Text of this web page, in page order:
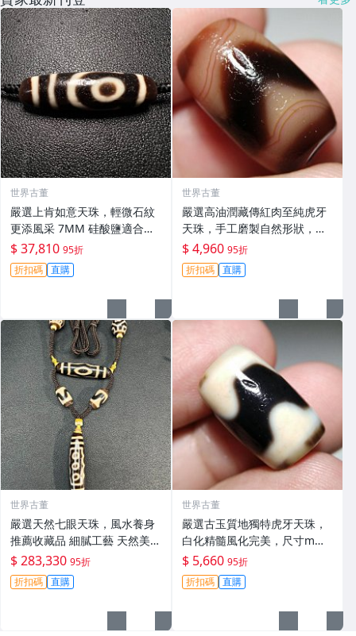
世界古董
嚴選上肯如意天珠，輕微石紋
更添風采 7MM 硅酸鹽適合收
藏 天珠 硅酸鹽 收藏
$ 37,810 95折
折扣碼 直購
世界古董
嚴選高油潤藏傳紅肉至純虎牙
天珠，手工磨製自然形狀，風
化包漂古韻十足，唯美景觀收
藏推薦，尺寸mm，紅肉 虎牙
天珠
$ 4,960 95折
折扣碼 直購
世界古董
嚴選天然七眼天珠，風水養身
推薦收藏品 細膩工藝 天然美石
七眼天珠 攝魂美飾 寧靜心靈
$ 283,330 95折
折扣碼 直購
世界古董
嚴選古玉質地獨特虎牙天珠，
白化精髓風化完美，尺寸mm
適合收藏/UI/UI收藏/UI收藏
$ 5,660 95折
折扣碼 直購